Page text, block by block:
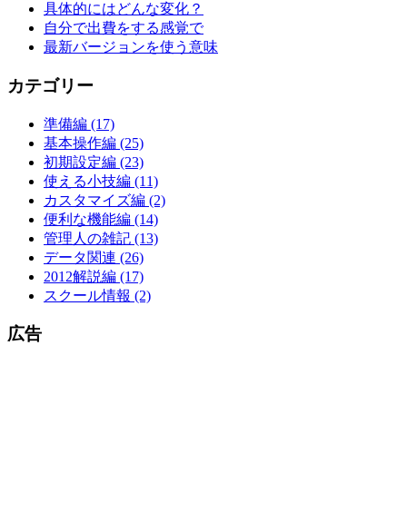
具体的にはどんな変化？
自分で出費をする感覚で
最新バージョンを使う意味
カテゴリー
準備編 (17)
基本操作編 (25)
初期設定編 (23)
使える小技編 (11)
カスタマイズ編 (2)
便利な機能編 (14)
管理人の雑記 (13)
データ関連 (26)
2012解説編 (17)
スクール情報 (2)
広告